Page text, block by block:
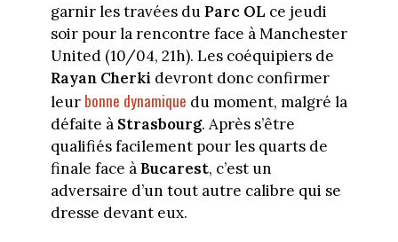
garnir les travées du Parc OL ce jeudi
soir pour la rencontre face à Manchester
United (10/04, 21h). Les coéquipiers de
Rayan Cherki devront donc confirmer
leur bonne dynamique du moment, malgré la
défaite à Strasbourg. Après s’être
qualifiés facilement pour les quarts de
finale face à Bucarest, c’est un
adversaire d’un tout autre calibre qui se
dresse devant eux.